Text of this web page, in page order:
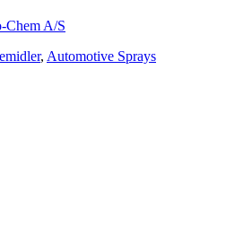
, Automotive Sprays